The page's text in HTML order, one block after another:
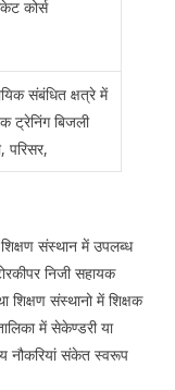
कोर्स
संबंधित क्षत्रे में
ट्रेनिंग बिजली
परिसर,
संस्थान में उपलब्ध
निजी सहायक
शिक्षण संस्थानो में शिक्षक
में सेकेण्डरी या
नौकरियां संकेत स्वरूप